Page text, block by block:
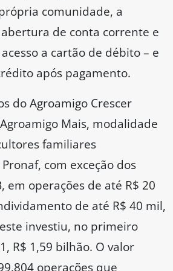
comunidade, a
de conta corrente e
a cartão de débito – e
após pagamento.
do Agroamigo Crescer
Mais, modalidade
familiares
com exceção dos
em operações de até R$ 20
de até R$ 40 mil,
investiu, no primeiro
R$ 1,59 bilhão. O valor
operações que